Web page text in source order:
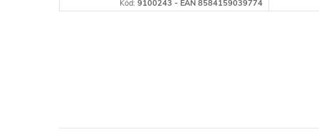
Kód: 9100243 - EAN 8584159039774